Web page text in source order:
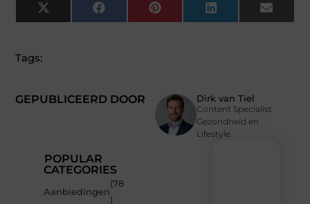
X
(Twitter)
Facebook Pinterest LinkedIn Email
GEPUBLICEERD DOOR Dirk van Tiel
Content Specialist
Gezondheid en
Lifestyle
Tags:
POPULAR
CATEGORIES
Aanbiedingen
(78
)